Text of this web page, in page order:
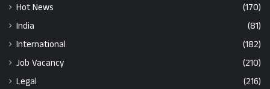
Hot News
(170)
India
(81)
International
(182)
Job Vacancy
(210)
Legal
(216)